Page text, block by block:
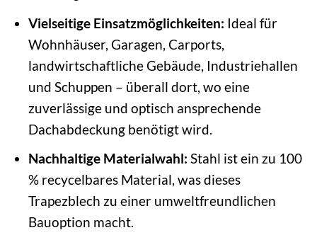
Vielseitige Einsatzmöglichkeiten: Ideal für
Wohnhäuser, Garagen, Carports,
landwirtschaftliche Gebäude, Industriehallen
und Schuppen – überall dort, wo eine
zuverlässige und optisch ansprechende
Dachabdeckung benötigt wird.
Nachhaltige Materialwahl: Stahl ist ein zu 100
% recycelbares Material, was dieses
Trapezblech zu einer umweltfreundlichen
Bauoption macht.